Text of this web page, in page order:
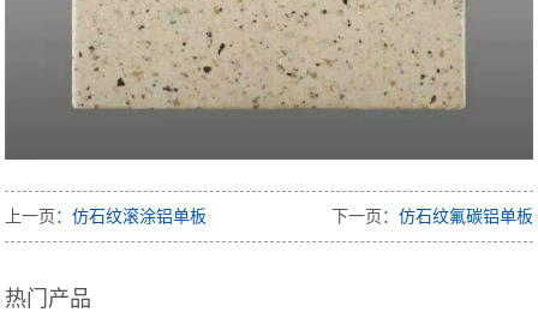
上一页：仿石纹滚涂铝单板 下一页： 仿石纹氟碳铝单板
热门产品